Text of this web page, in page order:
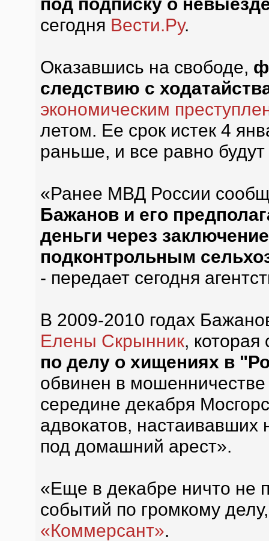
сегодня Вести.Ру.
Оказавшись на свободе,
следствию с
экономическим
летом. Ее срок истек 4
раньше, и все равно
«Ранее МВД России
Бажанов и его
деньги через
подконтрольным
- передает сегодня
В 2009-2010 годах
Елены Скрынник, которая
по делу о хищениях в
обвинен в
середине декабря
адвокатов, настаивавших
под домашний арест».
«Еще в декабре ничто не
событий по громкому
«Коммерсант».